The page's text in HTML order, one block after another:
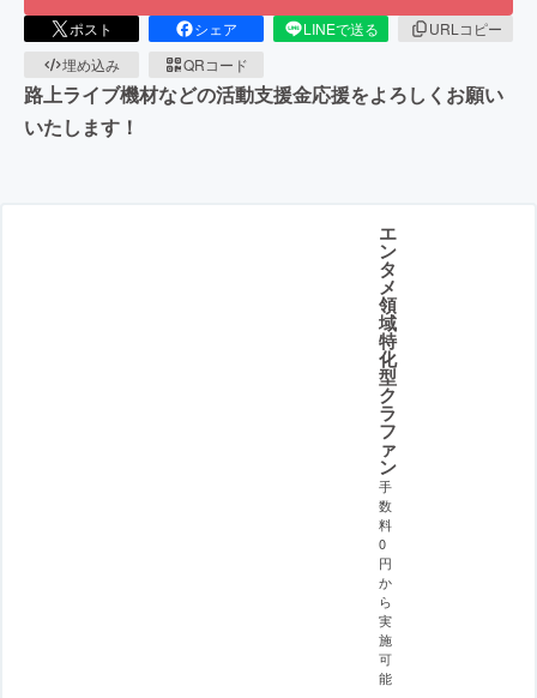
ポスト シェア LINEで送る
URLコピー
埋め込み
QRコード
路上ライブ機材などの活動支援金応援をよろしくお願い
いたします！
エ
ン
タ
メ
領
域
特
化
型
ク
ラ
フ
ァ
ン
手
数
料
0
円
か
ら
実
施
可
能